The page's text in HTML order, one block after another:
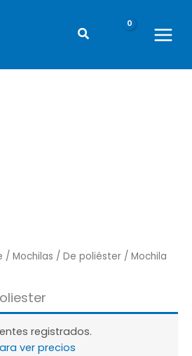
Buscar
Main
Menu
/ Mochilas / De poliéster / Mochila
registrados.
ver precios